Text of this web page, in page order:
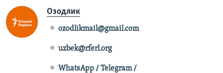
Озодлик
ozodlikmail@gmail.com
uzbek@rferl.org
WhatsApp / Telegram /